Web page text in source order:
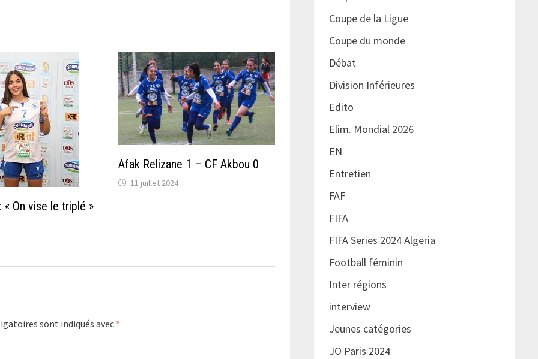
« On vise le triplé »
Afak Relizane 1 – CF Akbou 0
11 juillet 2024
sont indiqués avec *
Coupe de la Ligue
Coupe du monde
Débat
Division Inférieures
Edito
Elim. Mondial 2026
EN
Entretien
FAF
FIFA
FIFA Series 2024 Algeria
Football féminin
Inter régions
interview
Jeunes catégories
JO Paris 2024